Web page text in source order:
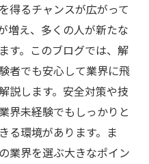
得るチャンスが広がって
増え、多くの人が新たな
す。このブログでは、解
者でも安心して業界に飛
説します。安全対策や技
界未経験でもしっかりと
る環境があります。ま
業界を選ぶ大きなポイン